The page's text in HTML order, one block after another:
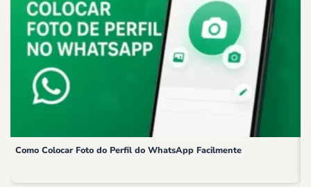
Como Colocar Foto do Perfil do WhatsApp Facilmente